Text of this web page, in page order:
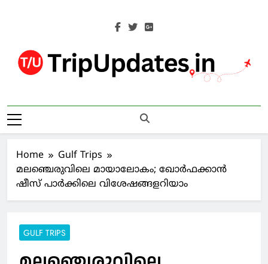
Trip Updates
Home
Gulf Trips
മലഞ്ചെരുവിലെ മായാലോകം; ഖോര്‍ഫക്കാന്‍
ഷീസ് പാര്‍ക്കിലെ വിശേഷങ്ങളറിയാം
GULF TRIPS